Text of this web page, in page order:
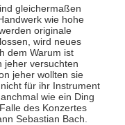
gleichermaßen
wie hohe
originale
wird neues
dem Warum ist
jeher versuchten
jeher wollten sie
für ihr Instrument
wie ein Ding
des Konzertes
Sebastian Bach.